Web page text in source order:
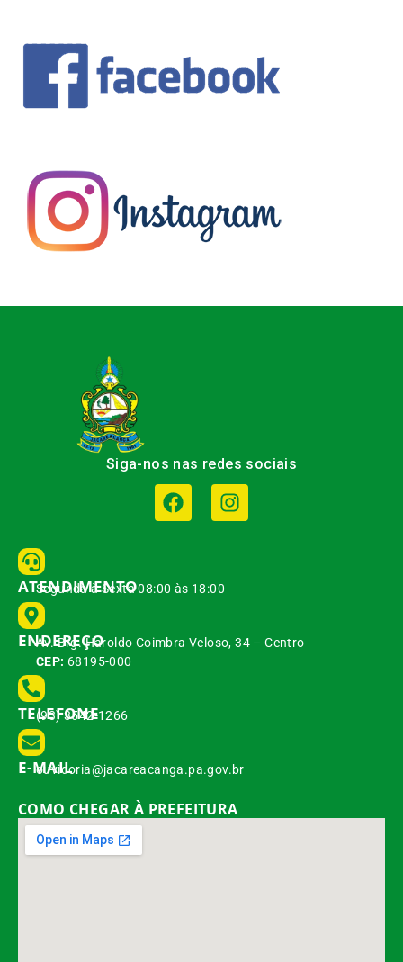
Siga-nos nas redes sociais
ATENDIMENTO
Segunda à Sexta 08:00 às 18:00
ENDEREÇO
Av. Brg. Haroldo Coimbra Veloso, 34 – Centro
CEP: 68195-000
TELEFONE
(93) 3542-1266
E-MAIL
ouvidoria@jacareacanga.pa.gov.br
COMO CHEGAR À PREFEITURA